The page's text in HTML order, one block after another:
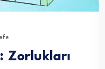
Zorlukları